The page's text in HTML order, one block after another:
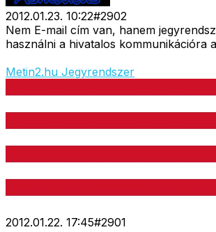
2012.01.23. 10:22#2902
Nem E-mail cím van, hanem
használni a hivatalos kommunikációra
Metin2.hu Jegyrendszer
2012.01.22. 17:45#2901